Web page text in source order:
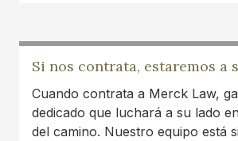
do I will be back. Thank you so
and Austin!!
Jemekia Thornton
Si nos contrata, estaremos a
Cuando contrata a Merck Law,
dedicado que luchará a su lado
del camino. Nuestro equipo está